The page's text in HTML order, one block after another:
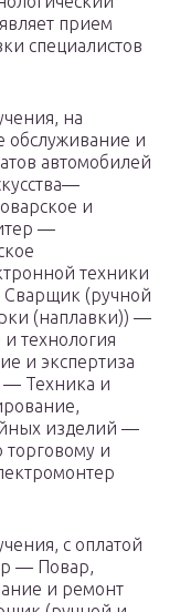
прием
специалистов
на
обслуживание и
автомобилей
и
—
техники
(ручной
(наплавки)) —
технология
и экспертиза
— Техника и
изделий —
и
с оплатой
— Повар,
и ремонт